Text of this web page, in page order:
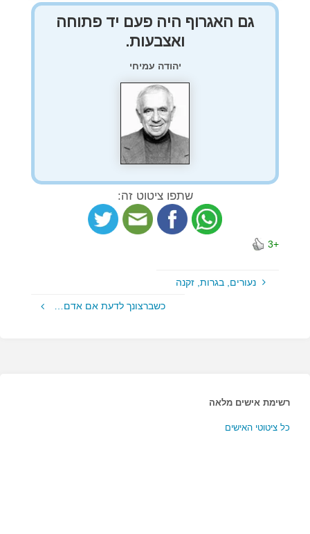
גם האגרוף היה פעם יד פתוחה
ואצבעות.
יהודה עמיחי
שתפו ציטוט זה:
+3
נעורים, בגרות, זקנה
כשברצונך לדעת אם אדם…
רשימת אישים מלאה
כל ציטוטי האישים